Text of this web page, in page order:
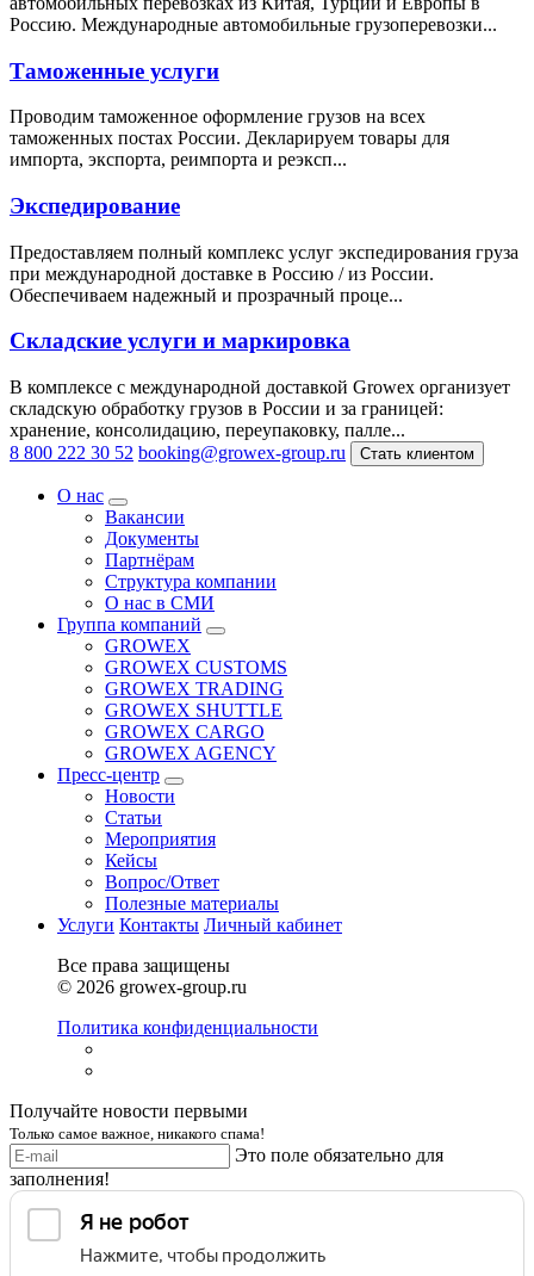
Россию. Международные автомобильные грузоперевозки...
Таможенные услуги
Проводим таможенное оформление грузов на всех
таможенных постах России. Декларируем товары для
импорта, экспорта, реимпорта и реэксп...
Экспедирование
Предоставляем полный комплекс услуг экспедирования груза
при международной доставке в Россию / из России.
Обеспечиваем надежный и прозрачный проце...
Складские услуги и маркировка
В комплексе с международной доставкой Growex организует
складскую обработку грузов в России и за границей:
хранение, консолидацию, переупаковку, палле...
8 800 222 30 52 booking@growex-group.ru Стать клиентом
О нас
Вакансии
Документы
Партнёрам
Структура компании
О нас в СМИ
Группа компаний
GROWEX
GROWEX CUSTOMS
GROWEX TRADING
GROWEX SHUTTLE
GROWEX CARGO
GROWEX AGENCY
Пресс-центр
Новости
Статьи
Мероприятия
Кейсы
Вопрос/Ответ
Полезные материалы
Услуги Контакты Личный кабинет
Все права защищены
© 2026 growex-group.ru
Политика конфиденциальности
Получайте новости первыми
Только самое важное, никакого спама!
Это поле обязательно для
заполнения!